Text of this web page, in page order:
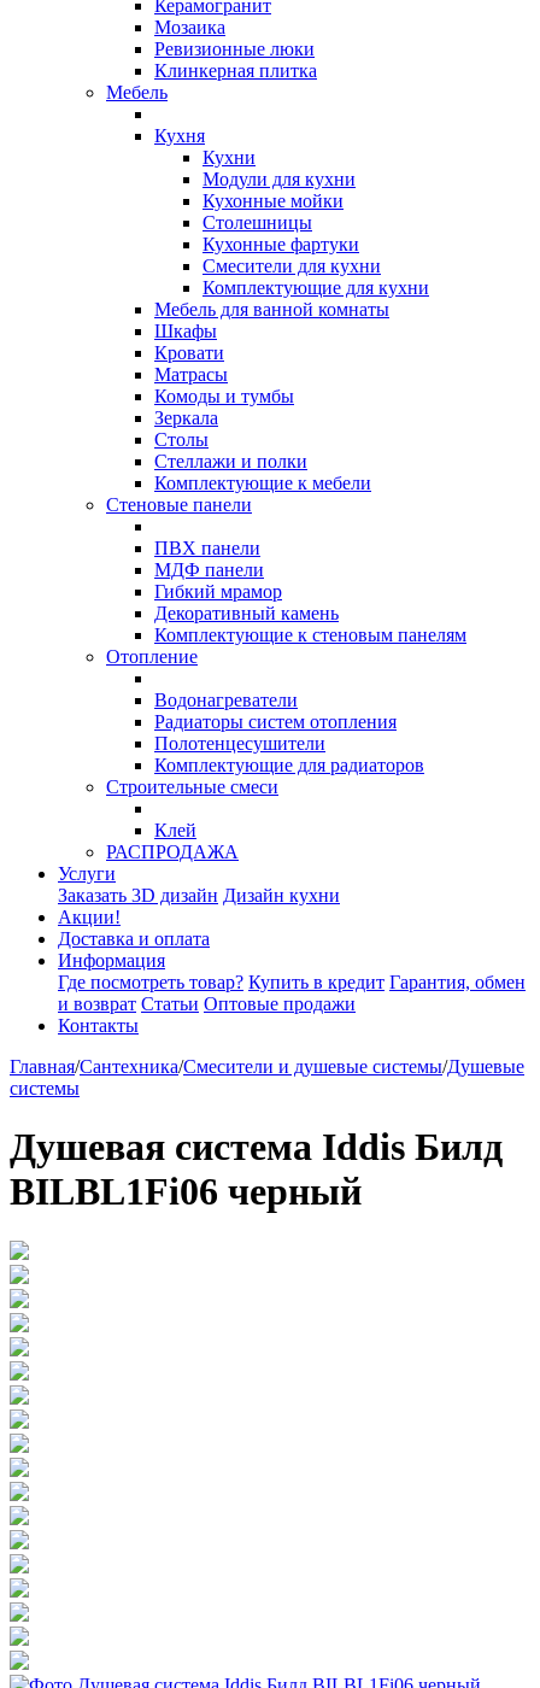
Керамогранит
Мозаика
Ревизионные люки
Клинкерная плитка
Мебель
Кухня
Кухни
Модули для кухни
Кухонные мойки
Столешницы
Кухонные фартуки
Смесители для кухни
Комплектующие для кухни
Мебель для ванной комнаты
Шкафы
Кровати
Матрасы
Комоды и тумбы
Зеркала
Столы
Стеллажи и полки
Комплектующие к мебели
Стеновые панели
ПВХ панели
МДФ панели
Гибкий мрамор
Декоративный камень
Комплектующие к стеновым панелям
Отопление
Водонагреватели
Радиаторы систем отопления
Полотенцесушители
Комплектующие для радиаторов
Строительные смеси
Клей
РАСПРОДАЖА
Услуги
Заказать 3D дизайн Дизайн кухни
Акции!
Доставка и оплата
Информация
Где посмотреть товар? Купить в кредит Гарантия, обмен
и возврат Статьи Оптовые продажи
Контакты
Главная/Сантехника/Смесители и душевые системы/Душевые
системы
Душевая система Iddis Билд
BILBL1Fi06 черный